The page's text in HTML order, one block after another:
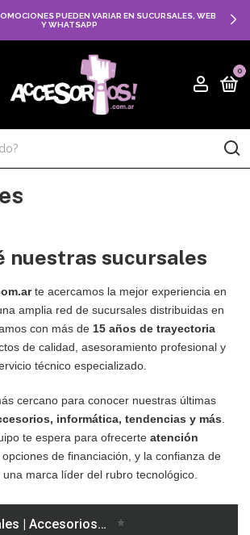
PUEDEN VARIAR EN SUCURSALES, WEB
Y WHATSAPP
0
nuestras sucursales
te acercamos la mejor experiencia en
amplia red de sucursales distribuidas en
con más de 15 años de trayectoria
de calidad, asesoramiento profesional y
técnico especializado.
cercano para conocer nuestras últimas
informática, tendencias y más
te espera para ofrecerte atención
opciones de financiación, y la confianza de
marca líder del rubro tecnológico.